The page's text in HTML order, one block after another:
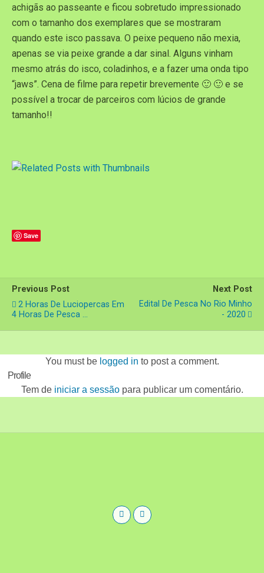
achigãs ao passeante e ficou sobretudo impressionado
com o tamanho dos exemplares que se mostraram
quando este isco passava. O peixe pequeno não mexia,
apenas se via peixe grande a dar sinal. Alguns vinham
mesmo atrás do isco, coladinhos, e a fazer uma onda tipo
“jaws”. Cena de filme para repetir brevemente 🙂 🙂 e se
possível a trocar de parceiros com lúcios de grande
tamanho!!
Save
Previous Post
2 Horas De Luciopercas Em
4 Horas De Pesca ...
Next Post
Edital De Pesca No Rio Minho
- 2020
You must be logged in to post a comment.
Profile
Tem de iniciar a sessãopara publicar um comentário.